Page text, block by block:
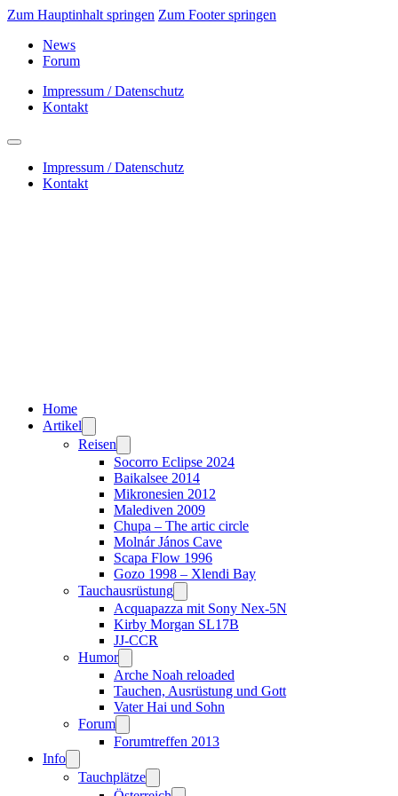
Zum Hauptinhalt springen Zum Footer springen
News
Forum
Impressum / Datenschutz
Kontakt
Impressum / Datenschutz
Kontakt
Home
Artikel
Reisen
Socorro Eclipse 2024
Baikalsee 2014
Mikronesien 2012
Malediven 2009
Chupa – The artic circle
Molnár János Cave
Scapa Flow 1996
Gozo 1998 – Xlendi Bay
Tauchausrüstung
Acquapazza mit Sony Nex-5N
Kirby Morgan SL17B
JJ-CCR
Humor
Arche Noah reloaded
Tauchen, Ausrüstung und Gott
Vater Hai und Sohn
Forum
Forumtreffen 2013
Info
Tauchplätze